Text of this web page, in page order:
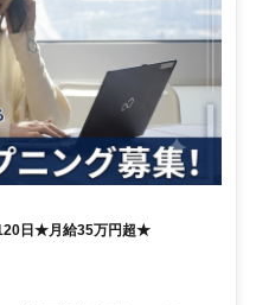
日★月給35万円超★